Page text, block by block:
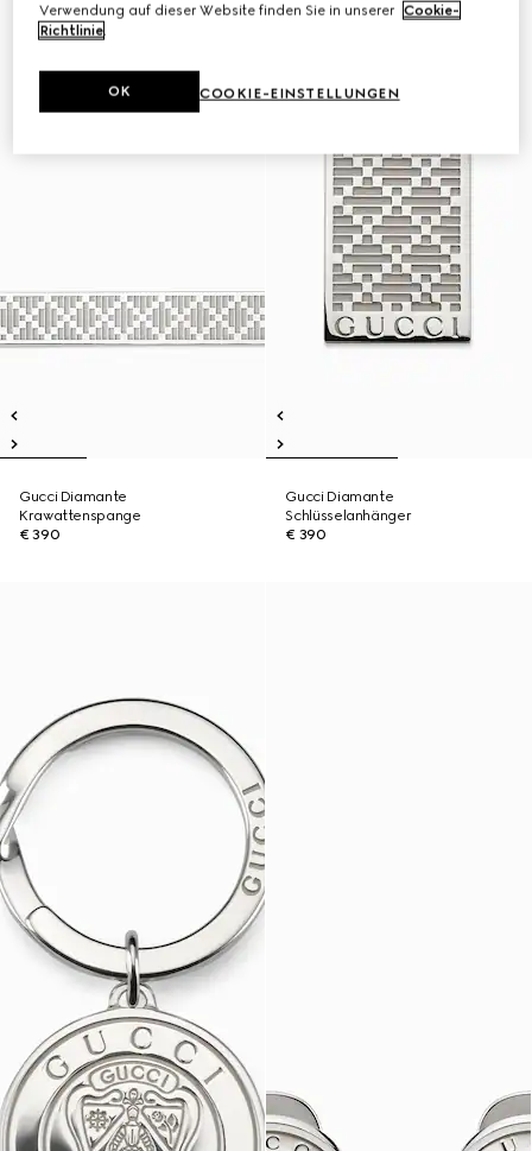
Gucci Diamante
Krawattenspange
€ 390
Gucci Diamante
Schlüsselanhänger
€ 390
Verwendung auf dieser Website finden Sie in unserer Cookie-
Richtlinie.
COOKIE-EINSTELLUNGEN
OK